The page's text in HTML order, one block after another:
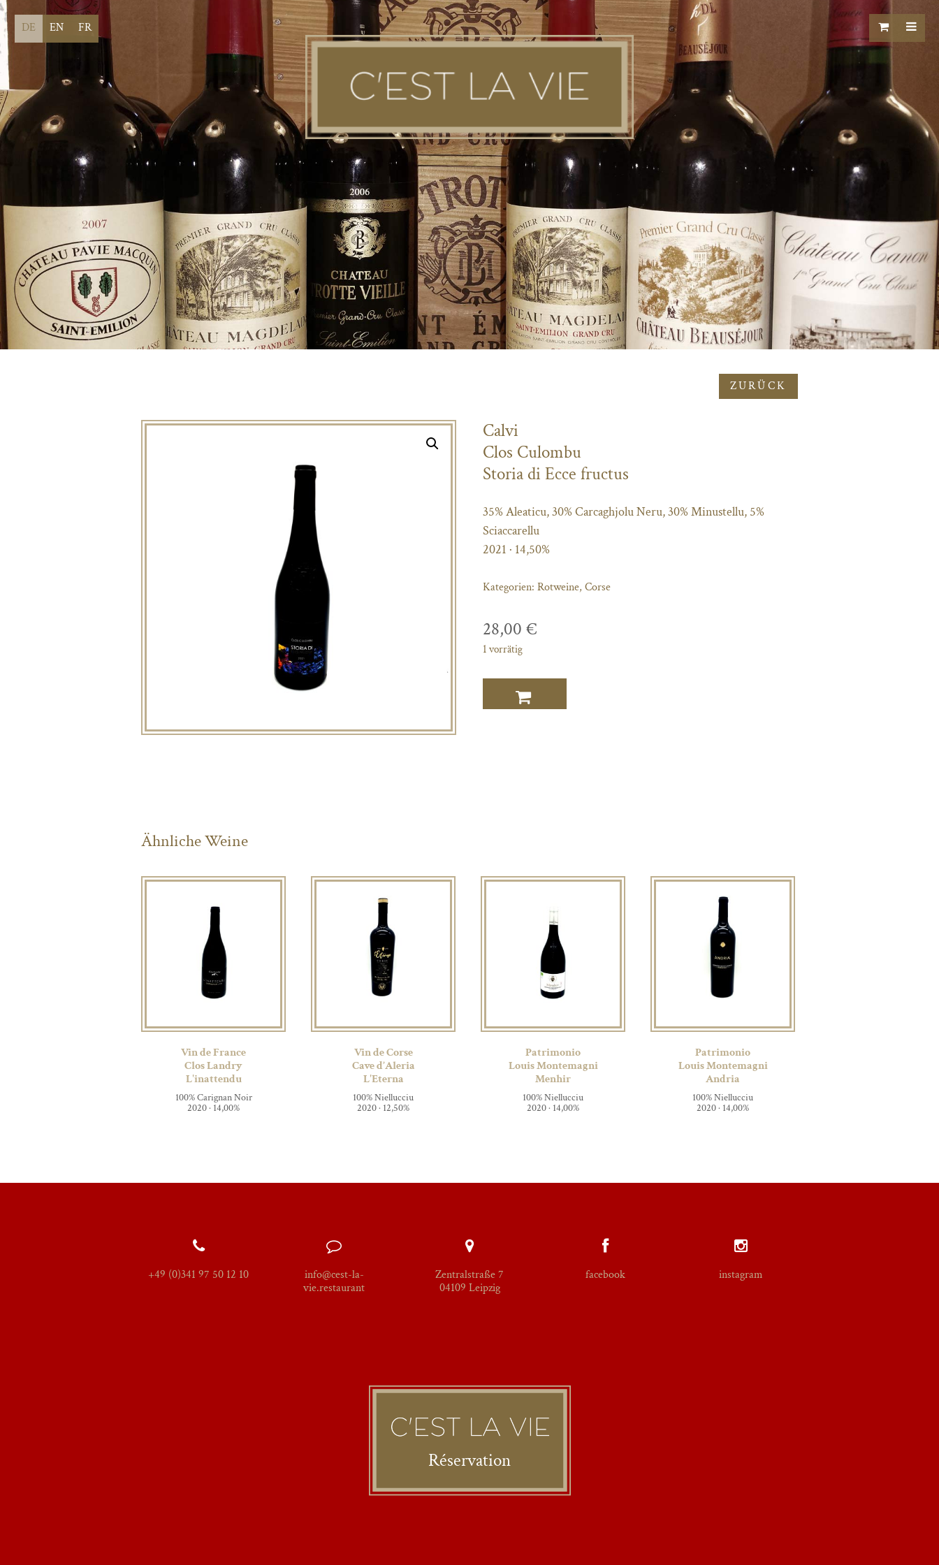
DE EN FR
ZURÜCK
Calvi
Clos Culombu
Storia di Ecce fructus
35% Aleaticu, 30% Carcaghjolu Neru, 30% Minustellu, 5%
Sciaccarellu
2021 · 14,50%
Kategorien: Rotweine, Corse
28,00 €
1 vorrätig
Culombu
Ähnliche Weine
Vin de France
Clos Landry
L'inattendu
100% Carignan Noir
2020 · 14,00%
Vin de Corse
Cave d’Aleria
L'Eterna
100% Niellucciu
2020 · 12,50%
Patrimonio
Louis Montemagni
Menhir
100% Niellucciu
2020 · 14,00%
Patrimonio
Louis Montemagni
Andria
100% Niellucciu
2020 · 14,00%
+49 (0)341 97 50 12 10
info@cest-la-
vie.restaurant
Zentralstraße 7
04109 Leipzig
facebook instagram
Réservation